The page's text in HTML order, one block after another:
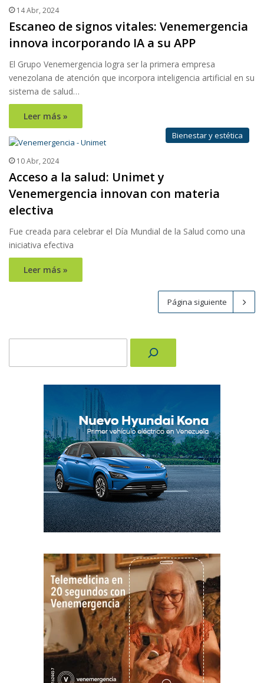
14 Abr, 2024
Escaneo de signos vitales: Venemergencia
innova incorporando IA a su APP
El Grupo Venemergencia logra ser la primera empresa
venezolana de atención que incorpora inteligencia artificial en su
sistema de salud…
Leer más »
Bienestar y estética
10 Abr, 2024
Acceso a la salud: Unimet y
Venemergencia innovan con materia
electiva
Fue creada para celebrar el Día Mundial de la Salud como una
iniciativa efectiva
Leer más »
Página siguiente